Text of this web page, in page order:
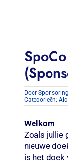
SpoCo
Door
Categorieën:
Welkom
Zoals jullie
nieuwe
is het doek